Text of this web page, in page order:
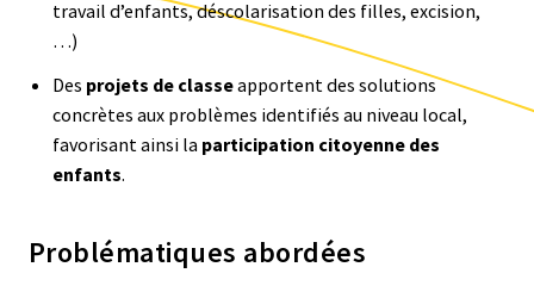
travail d’enfants, déscolarisation des filles, excision,
…)
Des projets de classeapportent des solutions
concrètes aux problèmes identifiés au niveau local,
favorisant ainsi la participation citoyenne des
enfants.
Problématiques abordées